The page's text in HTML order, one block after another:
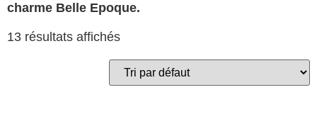
charme Belle Epoque.
13 résultats affichés